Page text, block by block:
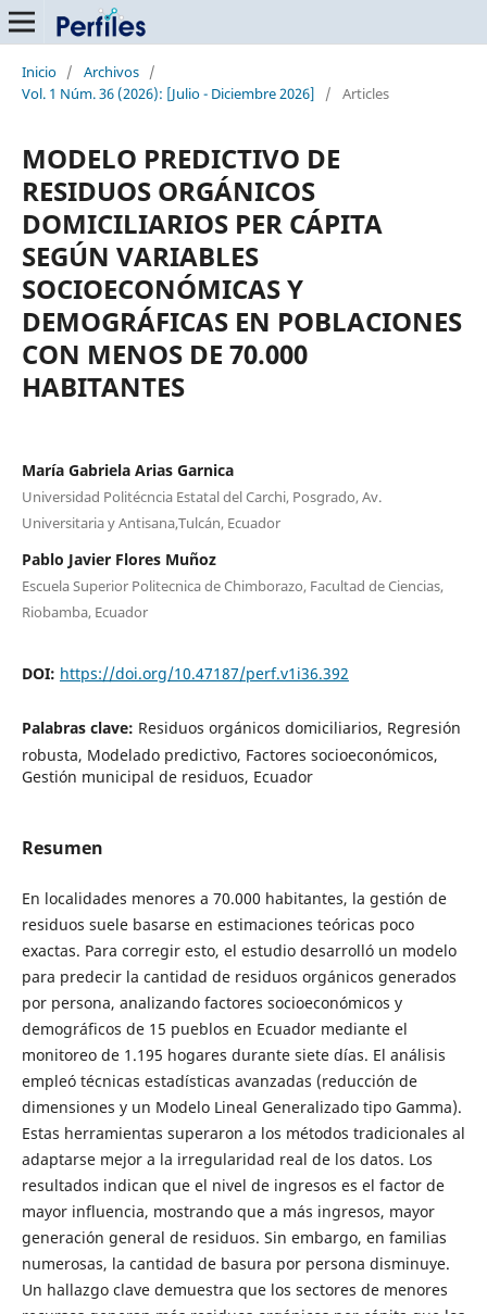
Inicio / Archivos /
Vol. 1 Núm. 36 (2026): [Julio - Diciembre 2026]
/ Articles
MODELO PREDICTIVO DE
RESIDUOS ORGÁNICOS
DOMICILIARIOS PER CÁPITA
SEGÚN VARIABLES
SOCIOECONÓMICAS Y
DEMOGRÁFICAS EN POBLACIONES
CON MENOS DE 70.000
HABITANTES
María Gabriela Arias Garnica
Universidad Politécncia Estatal del Carchi, Posgrado, Av.
Universitaria y Antisana,Tulcán, Ecuador
Pablo Javier Flores Muñoz
Escuela Superior Politecnica de Chimborazo, Facultad de Ciencias,
Riobamba, Ecuador
DOI: https://doi.org/10.47187/perf.v1i36.392
Palabras clave: Residuos orgánicos domiciliarios, Regresión
robusta, Modelado predictivo, Factores socioeconómicos,
Gestión municipal de residuos, Ecuador
Resumen
En localidades menores a 70.000 habitantes, la gestión de
residuos suele basarse en estimaciones teóricas poco
exactas. Para corregir esto, el estudio desarrolló un modelo
para predecir la cantidad de residuos orgánicos generados
por persona, analizando factores socioeconómicos y
demográficos de 15 pueblos en Ecuador mediante el
monitoreo de 1.195 hogares durante siete días. El análisis
empleó técnicas estadísticas avanzadas (reducción de
dimensiones y un Modelo Lineal Generalizado tipo Gamma).
Estas herramientas superaron a los métodos tradicionales al
adaptarse mejor a la irregularidad real de los datos. Los
resultados indican que el nivel de ingresos es el factor de
mayor influencia, mostrando que a más ingresos, mayor
generación general de residuos. Sin embargo, en familias
numerosas, la cantidad de basura por persona disminuye.
Un hallazgo clave demuestra que los sectores de menores